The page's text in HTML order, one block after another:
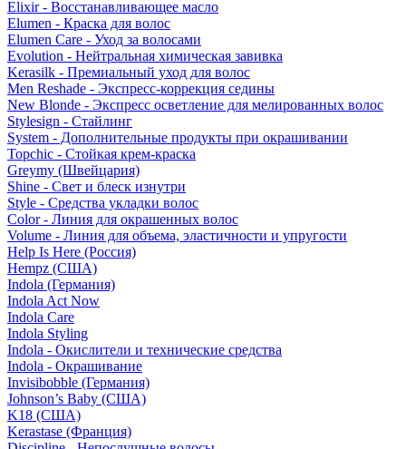
Elixir - Восстанавливающее масло
Elumen - Краска для волос
Elumen Care - Уход за волосами
Evolution - Нейтральная химическая завивка
Kerasilk - Премиальный уход для волос
Men Reshade - Экспресс-коррекция седины
New Blonde - Экспресс осветление для мелированных волос
Stylesign - Стайлинг
System - Дополнительные продукты при окрашивании
Topchic - Стойкая крем-краска
Greymy (Швейцария)
Shine - Свет и блеск изнутри
Style - Средства укладки волос
Color - Линия для окрашенных волос
Volume - Линия для объема, эластичности и упругости
Help Is Here (Россия)
Hempz (США)
Indola (Германия)
Indola Act Now
Indola Care
Indola Styling
Indola - Окислители и технические средства
Indola - Окрашивание
Invisibobble (Германия)
Johnson’s Baby (США)
K18 (США)
Kerastase (Франция)